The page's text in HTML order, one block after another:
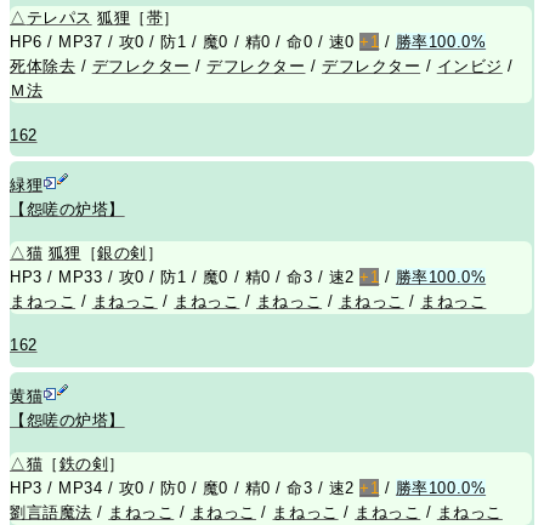
△ テレパス 狐狸 ［ 帯］
HP6 / MP37 / 攻0 / 防1 / 魔0 / 精0 / 命0 / 速0+1 / 勝率100.0%
死体除去 / デフレクター /デフレクター /デフレクター / インビジ /
Ｍ法
162
緑狸
【怨嗟の炉塔】
△猫 狐狸 ［銀の剣 ］
HP3 / MP33 / 攻0 / 防1 / 魔0 / 精0 / 命3 / 速2+1 / 勝率100.0%
まねっこ / まねっこ / まねっこ / まねっこ / まねっこ / まねっこ
162
黄猫
【怨嗟の炉塔】
△猫 ［ 鉄の剣 ］
HP3 / MP34 / 攻0 / 防0 / 魔0 / 精0 / 命3 / 速2+1 / 勝率100.0%
劉言語魔法 / まねっこ / まねっこ / まねっこ / まねっこ / まねっこ